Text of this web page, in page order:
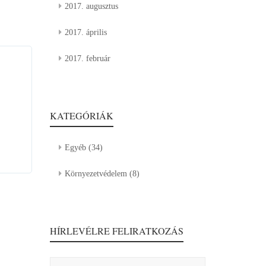
2017. augusztus
2017. április
2017. február
KATEGÓRIÁK
Egyéb(34)
Környezetvédelem (8)
HÍRLEVÉLRE FELIRATKOZÁS